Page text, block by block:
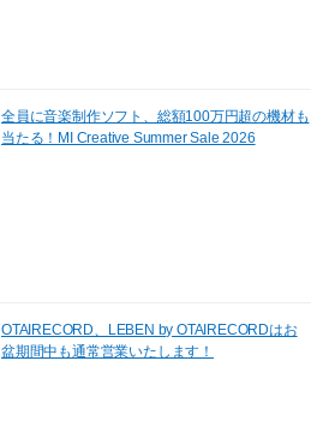
全員に音楽制作ソフト、総額100万円超の機材も
当たる！MI Creative Summer Sale 2026
OTAIRECORD、LEBEN by OTAIRECORDはお
盆期間中も通常営業いたします！